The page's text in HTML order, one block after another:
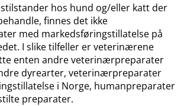
hos hund og​/​eller katt der
finnes det ikke
med markedsføringstillatelse på
I slike tilfeller er veterinærene
enten andre veterinærpreparater
dyrearter, veterinærpreparater
i Norge, humanpreparater
preparater.